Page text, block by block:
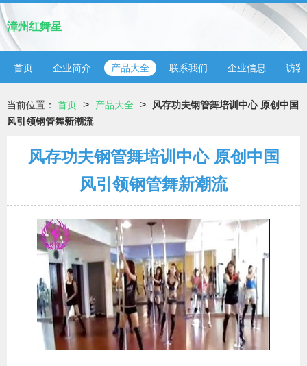
漳州红舞星
首页 企业简介 产品大全 联系我们 企业信息 访客
当前位置： 首页 > 产品大全 >
风存功夫钢管舞培训中心 原创中国
风引领钢管舞新潮流
风存功夫钢管舞培训中心 原创中国
风引领钢管舞新潮流